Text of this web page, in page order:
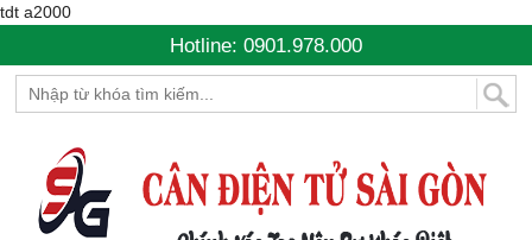
tdt a2000
Hotline: 0901.978.000